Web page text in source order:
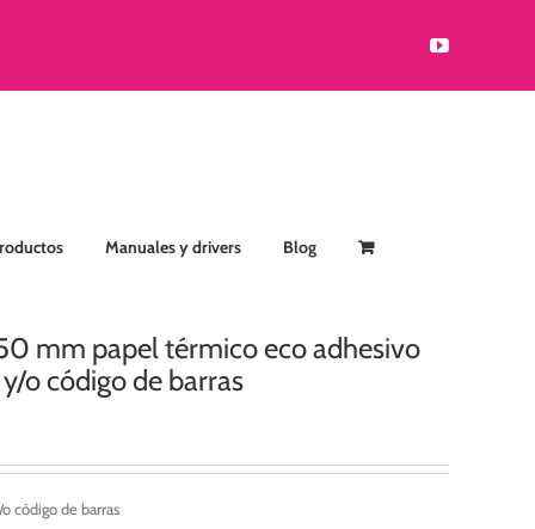
YouTube
Manuales y drivers Blog
mm papel térmico eco adhesivo
o código de barras
código de barras